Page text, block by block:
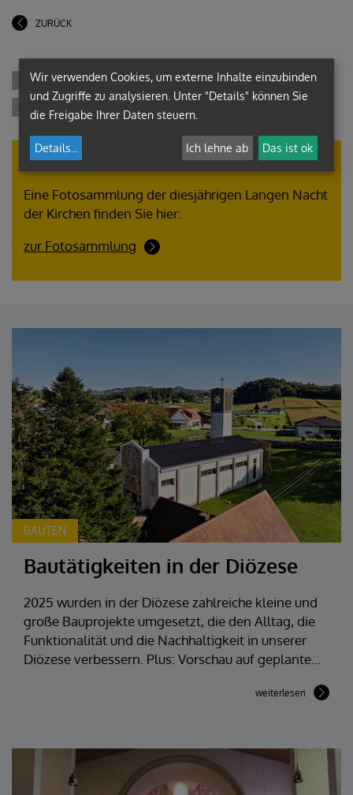
ZURÜCK
Fotos
Eine Fotosammlung der diesjährigen Langen Nacht
der Kirchen finden Sie hier:
zur Fotosammlung
BAUTEN
Bautätigkeiten in der Diözese
2025 wurden in der Diözese zahlreiche kleine und
große Bauprojekte umgesetzt, die den Alltag, die
Funktionalität und die Nachhaltigkeit in unserer
Diözese verbessern. Plus: Vorschau auf geplante...
weiterlesen
Wir verwenden Cookies, um externe Inhalte einzubinden
und Zugriffe zu analysieren. Unter "Details" können Sie
die Freigabe Ihrer Daten steuern.
Details Ich lehne ab Das ist ok